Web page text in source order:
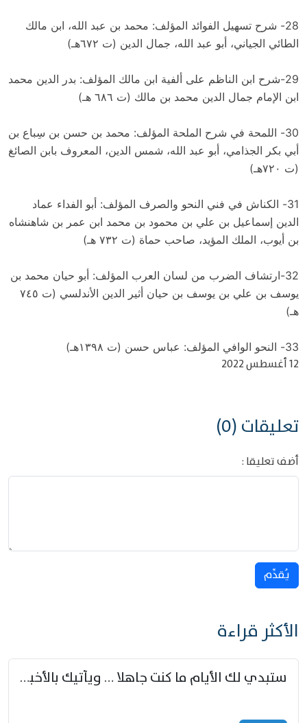
28- شرح تسهيل الفوائد المؤلف: محمد بن عبد الله، ابن مالك
الطائي الجياني، أبو عبد الله، جمال الدين (ت ٦٧٢هـ)
29-شرح ابن الناظم على ألفية ابن مالك المؤلف: بدر الدين محمد
ابن الإمام جمال الدين محمد بن مالك (ت ٦٨٦ هـ)
30- اللمحة في شرح الملحة المؤلف: محمد بن حسن بن سِباع بن
أبي بكر الجذامي، أبو عبد الله، شمس الدين، المعروف بابن الصائغ
(ت ٧٢٠هـ)
31- الكناش في فني النحو والصرف المؤلف: أبو الفداء عماد
الدين إسماعيل بن علي بن محمود بن محمد ابن عمر بن شاهنشاه
بن أيوب، الملك المؤيد، صاحب حماة (ت ٧٣٢ هـ)
32-ارتشاف الضرب من لسان العرب المؤلف: أبو حيان محمد بن
يوسف بن علي بن يوسف بن حيان أثير الدين الأندلسي (ت ٧٤٥
هـ)
33- النحو الوافي المؤلف: عباس حسن (ت ١٣٩٨هـ)
12 أغسطس 2022
تعليقات (0)
أضف تعليقا :
يُقدِّم
الأكثر قراءة
ستبدي لك الأيام ما كنت جاهلا … ويأتيك بالأخبار من لم تزوّد